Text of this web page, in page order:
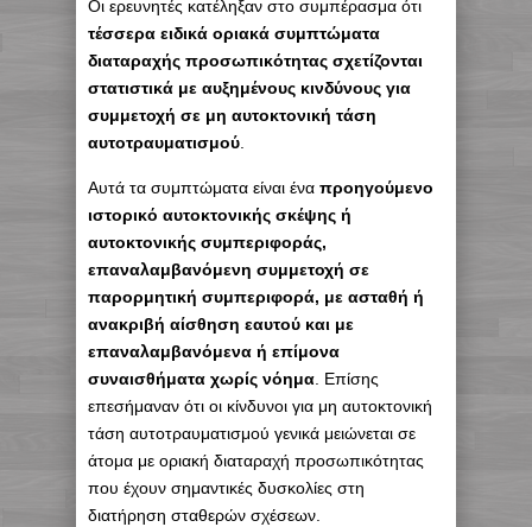
Οι ερευνητές κατέληξαν στο συμπέρασμα ότι
τέσσερα ειδικά οριακά συμπτώματα
διαταραχής προσωπικότητας σχετίζονται
στατιστικά με αυξημένους κινδύνους για
συμμετοχή σε μη αυτοκτονική τάση
αυτοτραυματισμού
Αυτά τα συμπτώματα είναι ένα προηγούμενο
ιστορικό αυτοκτονικής σκέψης ή
αυτοκτονικής συμπεριφοράς,
επαναλαμβανόμενη συμμετοχή σε
παρορμητική συμπεριφορά, με ασταθή ή
ανακριβή αίσθηση εαυτού και με
επαναλαμβανόμενα ή επίμονα
συναισθήματα χωρίς νόημα . Επίσης
επεσήμαναν ότι οι κίνδυνοι για μη αυτοκτονική
τάση αυτοτραυματισμού γενικά μειώνεται σε
άτομα με οριακή διαταραχή προσωπικότητας
που έχουν σημαντικές δυσκολίες στη
διατήρηση σταθερών σχέσεων.